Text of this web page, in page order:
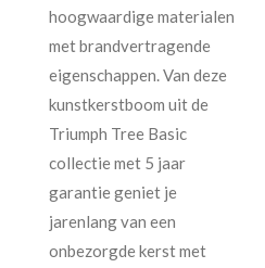
hoogwaardige materialen
met brandvertragende
eigenschappen. Van deze
kunstkerstboom uit de
Triumph Tree Basic
collectie met 5 jaar
garantie geniet je
jarenlang van een
onbezorgde kerst met